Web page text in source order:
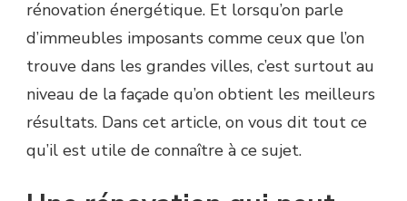
rénovation énergétique. Et lorsqu’on parle
d’immeubles imposants comme ceux que l’on
trouve dans les grandes villes, c’est surtout au
niveau de la façade qu’on obtient les meilleurs
résultats. Dans cet article, on vous dit tout ce
qu’il est utile de connaître à ce sujet.